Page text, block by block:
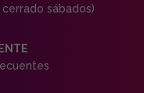
sábados)